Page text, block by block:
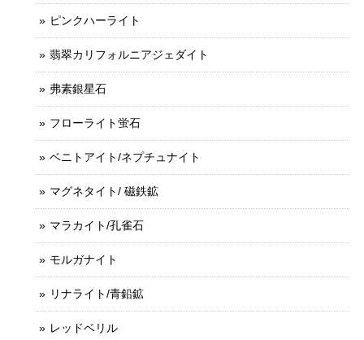
ピンクハーライト
翡翠カリフォルニアジェダイト
弗素銀星石
フローライト蛍石
ベニトアイト/ネプチュナイト
マグネタイト/ 磁鉄鉱
マラカイト/孔雀石
モルガナイト
リナライト/青鉛鉱
レッドベリル